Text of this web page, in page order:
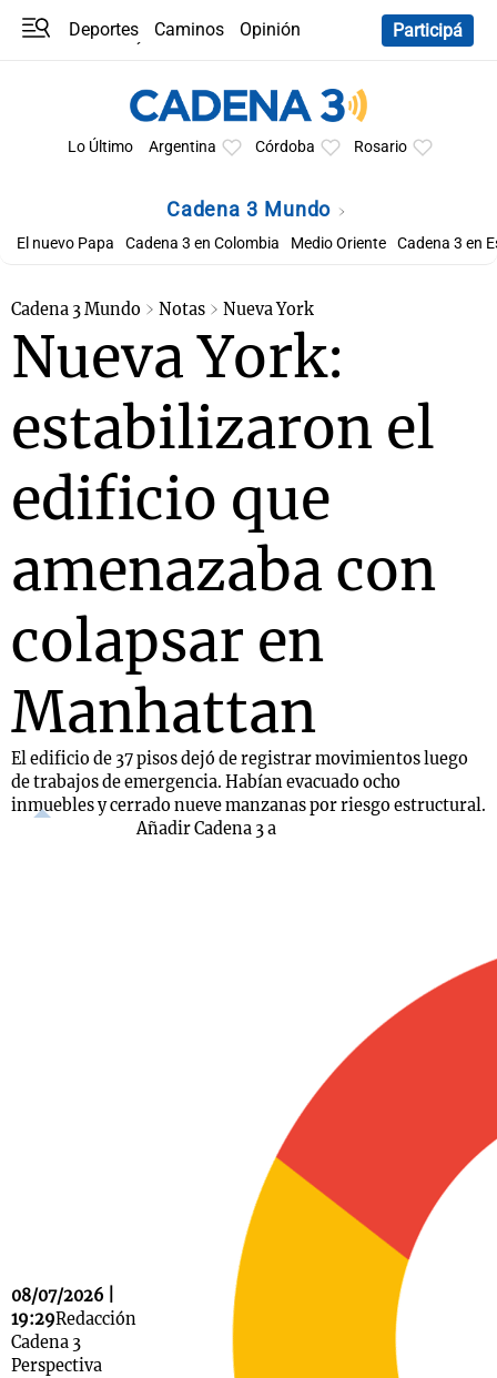
Deportes Caminos
Opinión
Participá
Lo Último Argentina Córdoba Rosario
Cadena 3 Mundo
El nuevo Papa Cadena 3 en Colombia Medio Oriente Cadena 3 en
Cadena 3 Mundo Notas Nueva York
Nueva York:
estabilizaron el
edificio que
amenazaba con
colapsar en
Manhattan
El edificio de 37 pisos dejó de registrar movimientos luego
de trabajos de emergencia. Habían evacuado ocho
inmuebles y cerrado nueve manzanas por riesgo estructural.
08/07/2026 |
19:29Redacción
Cadena 3
Perspectiva
Añadir Cadena 3 a